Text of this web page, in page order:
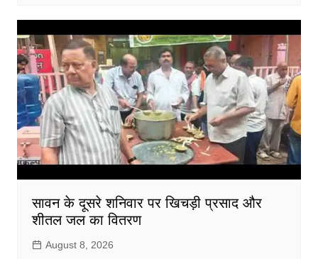
सावन के दूसरे शनिवार पर खिचड़ी प्रसाद और
शीतल जल का वितरण
August 8, 2026